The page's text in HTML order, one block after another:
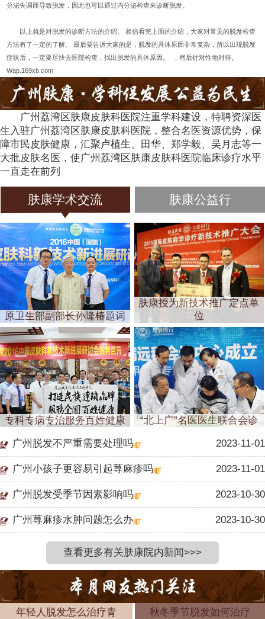
分泌失调而导致脱发，因此也可以通过内分泌检查来诊断脱发。
以上就是对脱发的诊断方法的介绍。 相信看完上面的介绍，大家对常见的脱发检查
方法有了一定的了解。 最后要告诉大家的是，脱发的具体原因非常复杂，所以出现脱发
症状后，一定要尽快去医院检查，找出脱发的具体原因。 ，然后针对性地对待。
Wap.169xb.com
广州荔湾区肤康皮肤科医院注重学科建设，特聘资深医
生入驻广州荔湾区肤康皮肤科医院，整合名医资源优势，保
障市民皮肤健康，汇聚卢植生、田华、郑学毅、吴月志等一
大批皮肤名医，使广州荔湾区肤康皮肤科医院临床诊疗水平
一直走在前列
肤康学术交流 肤康公益行
原卫生部副部长孙隆椿题词
肤康授为新技术推广定点单
位
专科专病专治服务百姓健康 “北上广”名医医生联合会诊
广州脱发不严重需要处理吗 2023-11-01
广州小孩子更容易引起荨麻疹吗 2023-11-01
广州脱发受季节因素影响吗 2023-10-30
广州荨麻疹水肿问题怎么办 2023-10-30
查看更多有关肤康院内新闻>>>
年轻人脱发怎么治疗青 秋冬季节脱发如何治疗